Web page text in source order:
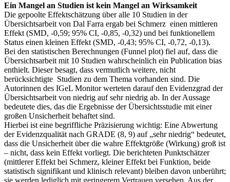
Ein Mangel an Studien ist kein Mangel an Wirksamkeit
Die gepoolte Effektschätzung über alle 10 Studien in der
Übersichtsarbeit von Dal Farra ergab bei Schmerz einen mittleren
Effekt (SMD, -0,59; 95% CI, -0,85, -0,32) und bei funktionellem
Status einen kleinen Effekt (SMD, -0,43; 95% CI, -0,72, -0,13).
Bei den statistischen Berechnungen (Funnel plot) fiel auf, dass die
Übersichtsarbeit mit 10 Studien wahrscheinlich ein Publication bias
enthielt. Dieser besagt, dass vermutlich weitere, nicht
berücksichtigte Studien zu dem Thema vorhanden sind. Die
Autorinnen des IGeL Monitor werteten darauf den Evidenzgrad der
Übersichtsarbeit von niedrig auf sehr niedrig ab. In der Aussage
bedeutete dies, das die Ergebnisse der Übersichtsstudie mit einer
großen Unsicherheit behaftet sind.
Hierbei ist eine begriffliche Präzisierung wichtig: Eine Abwertung
der Evidenzqualität nach GRADE (8, 9) auf „sehr niedrig“ bedeutet,
dass die Unsicherheit über die wahre Effektgröße (Wirkung) groß ist
– nicht, dass kein Effekt vorliegt. Die berichteten Punktschätzer
(mittlerer Effekt bei Schmerz, kleiner Effekt bei Funktion, beide
statistisch signifikant und klinisch relevant) bleiben davon unberührt;
sie werden lediglich mit geringerem Vertrauen versehen. Aus der